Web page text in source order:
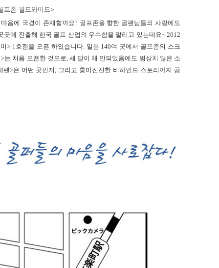
프존 월드와이드>
음에 국경이 존재할까요? 골프존을 향한 골팬님들의 사랑에도
곳에 진출해 한국 골프 산업의 우수함을 알리고 있는데요~ 2012
> 1호점을 오픈 하였습니다. 일본 140여 곳에서 골프존의 스크
>는 처음 오픈한 것으로, 세 달이 채 안되었음에도 범상치 않은 소
팬>은 어떤 곳인지, 그리고 흥미진진한 비하인드 스토리까지 공